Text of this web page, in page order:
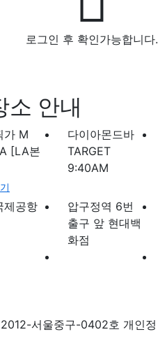
로그인 후 확인가능합니다.
소 안내
가 M
[LA본
다이아몬드바
TARGET
9:40AM
제공항
압구정역 6번
출구 앞 현대백
화점
서울중구-0402호 개인정